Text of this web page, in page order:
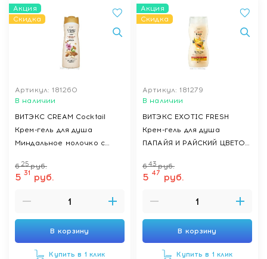
Акция
Скидка
Артикул: 181260
В наличии
ВИТЭКС CREAM Cocktail
Крем-гель для душа
Миндальное молочко с
625 руб.
5 31 руб.
В корзину
Купить в 1 клик
Акция
Скидка
Артикул: 181279
В наличии
ВИТЭКС EXOTIC FRESH
Крем-гель для душа
ПАПАЙЯ И РАЙСКИЙ ЦВЕТОК,
643 руб.
5 47 руб.
В корзину
Купить в 1 клик